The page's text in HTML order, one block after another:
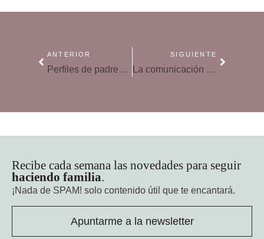
ANTERIOR
Perfiles de padres en redes sociales para controlar a los hijos
SIGUIENTE
La comunicación con mis hijos adolescentes, ¿qué ha cambiado?
Recibe cada semana las novedades para seguir
haciendo familia
¡Nada de SPAM! solo contenido útil que te encantará.
Apuntarme a la newsletter